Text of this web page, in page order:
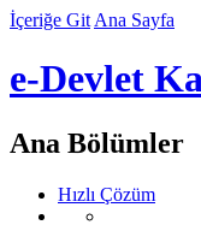
İçeriğe Git Ana Sayfa
e-Devlet
Ana Bölümler
Hızlı Çözüm